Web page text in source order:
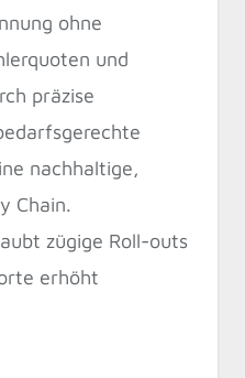
ohne
und
präzise
nachhaltige,
Chain.
zügige Roll-outs
erhöht